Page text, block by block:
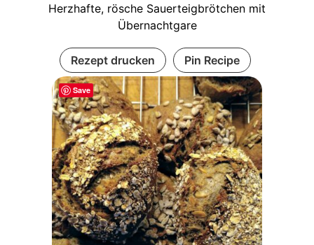
Herzhafte, rösche Sauerteigbrötchen mit
Übernachtgare
Rezept drucken Pin Recipe
Save